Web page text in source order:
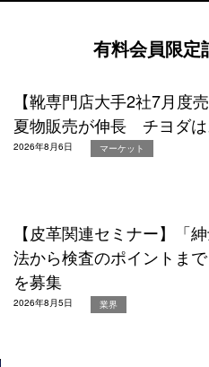
有料会員限定
【靴専門店大手2社7月度
夏物販売が伸長 チヨダ
2026年8月6日 マーケット
【皮革関連セミナー】「
法から検査のポイントま
を募集
2026年8月5日 業界